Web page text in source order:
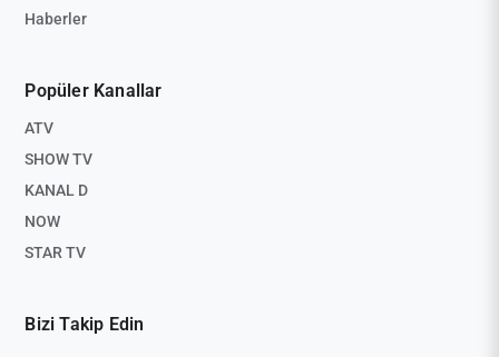
Haberler
Popüler Kanallar
ATV
SHOW TV
KANAL D
NOW
STAR TV
Bizi Takip Edin